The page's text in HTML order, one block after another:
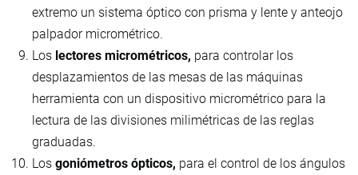
extremo un sistema óptico con prisma y lente y anteojo
palpador micrométrico.
Los lectores micrométricos, para controlar los
desplazamientos de las mesas de las máquinas
herramienta con un dispositivo micrométrico para la
lectura de las divisiones milimétricas de las reglas
graduadas.
Los goniómetros ópticos, para el control de los ángulos